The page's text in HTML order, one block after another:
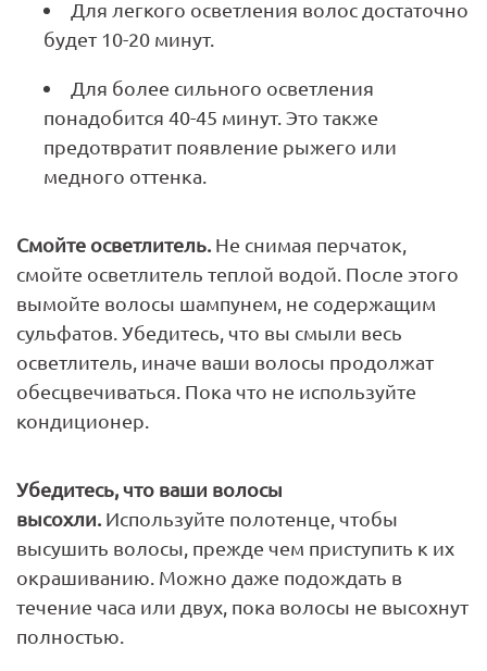
Для легкого осветления волос достаточно
будет 10-20 минут.
Для более сильного осветления
понадобится 40-45 минут. Это также
предотвратит появление рыжего или
медного оттенка.
Смойте осветлитель. Не снимая перчаток,
смойте осветлитель теплой водой. После этого
вымойте волосы шампунем, не содержащим
сульфатов. Убедитесь, что вы смыли весь
осветлитель, иначе ваши волосы продолжат
обесцвечиваться. Пока что не используйте
кондиционер.
Убедитесь, что ваши волосы
высохли. Используйте полотенце, чтобы
высушить волосы, прежде чем приступить к их
окрашиванию. Можно даже подождать в
течение часа или двух, пока волосы не высохнут
полностью.